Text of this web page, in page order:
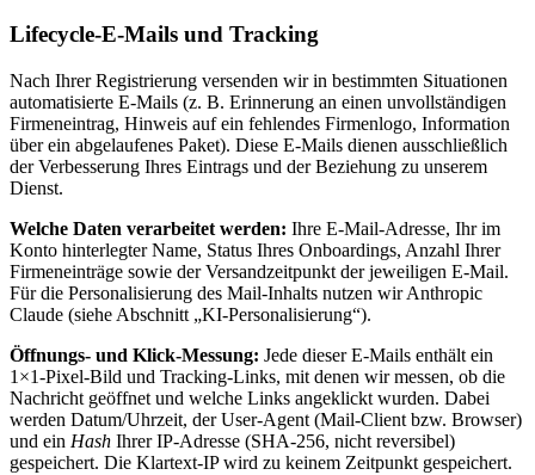
Lifecycle-E-Mails und Tracking
Nach Ihrer Registrierung versenden wir in bestimmten Situationen
automatisierte E-Mails (z. B. Erinnerung an einen unvollständigen
Firmeneintrag, Hinweis auf ein fehlendes Firmenlogo, Information
über ein abgelaufenes Paket). Diese E-Mails dienen ausschließlich
der Verbesserung Ihres Eintrags und der Beziehung zu unserem
Dienst.
Welche Daten verarbeitet werden: Ihre E-Mail-Adresse, Ihr im
Konto hinterlegter Name, Status Ihres Onboardings, Anzahl Ihrer
Firmen­einträge sowie der Versandzeit­punkt der jeweiligen E-Mail.
Für die Personalisierung des Mail-Inhalts nutzen wir Anthropic
Claude (siehe Abschnitt „KI-Personalisierung“).
Öffnungs- und Klick-Messung: Jede dieser E-Mails enthält ein
1×1-Pixel-Bild und Tracking-Links, mit denen wir messen, ob die
Nachricht geöffnet und welche Links angeklickt wurden. Dabei
werden Datum/Uhrzeit, der User-Agent (Mail-Client bzw. Browser)
und ein Hash Ihrer IP-Adresse (SHA-256, nicht reversibel)
gespeichert. Die Klartext-IP wird zu keinem Zeitpunkt gespeichert.